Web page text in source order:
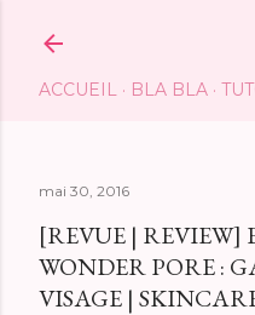
ACCUEIL BLA BLA
mai 30, 2016
[REVUE | REVIEW]
WONDER PORE :
VISAGE |